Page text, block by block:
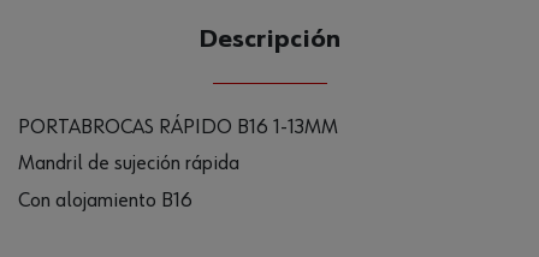
Descripción
PORTABROCAS RÁPIDO B16 1-13MM
Mandril de sujeción rápida
Con alojamiento B16